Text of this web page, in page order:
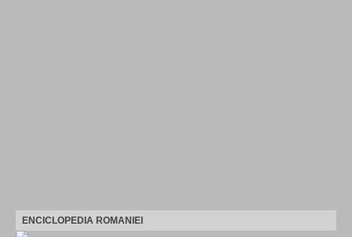
ENCICLOPEDIA ROMANIEI